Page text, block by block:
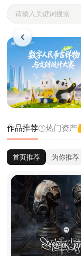
站酷
作品推荐 热门资产
首页推荐 为你推荐